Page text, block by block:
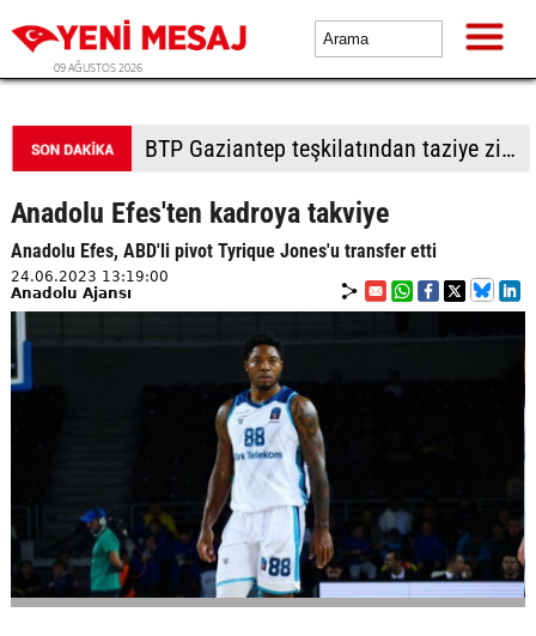
09 AĞUSTOS 2026
BTP Denizli'den Merkezefendi'de saha çalışması
Anadolu Efes'ten kadroya takviye
Anadolu Efes, ABD'li pivot Tyrique Jones'u transfer etti
24.06.2023 13:19:00
Anadolu Ajansı